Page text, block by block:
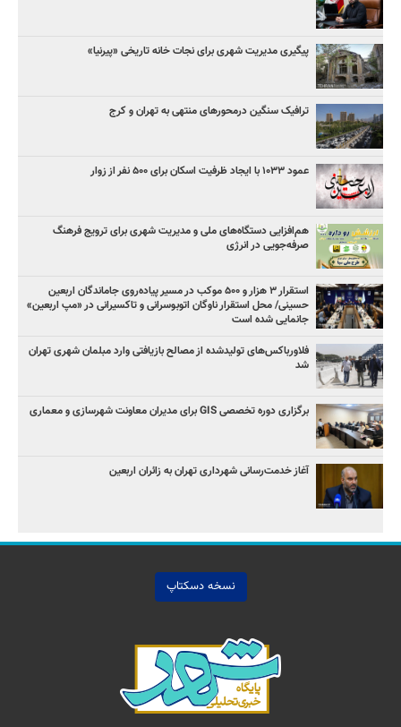
پیگیری مدیریت شهری برای نجات خانه تاریخی «پیرنیا»
ترافیک سنگین درمحورهای منتهی به تهران و کرج
عمود ۱۰۳۳ با ایجاد ظرفیت اسکان برای ۵۰۰ نفر از زوار
هم‌افزایی دستگاه‌های ملی و مدیریت شهری برای ترویج فرهنگ
صرفه‌جویی در انرژی
استقرار ۳ هزار و ۵۰۰ موکب در مسیر پیاده‌روی جاماندگان اربعین
حسینی/ محل استقرار ناوگان اتوبوسرانی و تاکسیرانی در «مپ اربعین»
جانمایی شده است
فلاورباکس‌های تولیدشده از مصالح بازیافتی وارد مبلمان شهری تهران
شد
برگزاری دوره تخصصی GIS برای مدیران معاونت شهرسازی و معماری
آغاز خدمت‌رسانی شهرداری تهران به زائران اربعین
نسخه دسکتاپ